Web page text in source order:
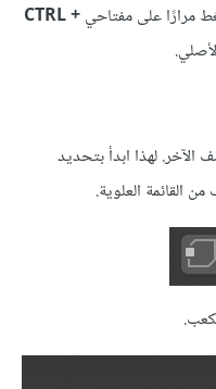
مرارًا على مفتاحيCTRL +
لهذا ابدأ بتحديد
القائمة العلوية.